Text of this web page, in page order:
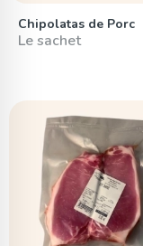
Chipolatas de Porc
Le sachet